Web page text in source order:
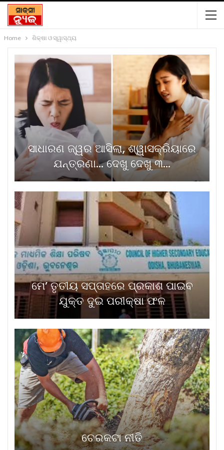
Home ଶିକ୍ଷା ଓ ସ୍ୱାସ୍ଥ୍ୟ
ସାଧାରଣ ଜ୍ୱର ଆସିଲା, ଶ୍ୱାସକ୍ରିୟାରେ
ଯନ୍ତ୍ରଣା… ଦେଖୁ ଦେଖୁ ୩…
ମେ’ ତୃତୀୟ ସପ୍ତାହରେ ପ୍ରକାଶ ପାଇବ
ଯୁକ୍ତ ଦୁଇ ପରୀକ୍ଷା ଫଳ
ଚେରକଟା ନୀତି